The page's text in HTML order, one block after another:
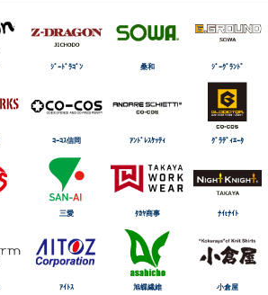
ｼﾞｰﾄﾞﾗｺﾞﾝ 桑和 ｼﾞｰｸﾞﾗﾝﾄﾞ
ｺｰｺｽ信岡 ｱﾝﾄﾞﾚｽｹｯﾃｨ ｸﾞﾗﾃﾞｨｴｰﾀ
三愛 ﾀｶﾔ商事 ﾅｲtﾅｲﾄ
ｱｲﾄｽ 旭蝶繊維 小倉屋